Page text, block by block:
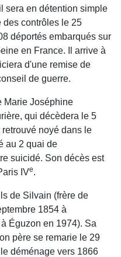
sera en détention simple
des contrôles le 25
déportés embarqués sur
en France. Il arrive à
d'une remise de
de guerre.
Marie Joséphine
qui décèdera le 5
noyé dans le
au 2 quai de
suicidé. Son décès est
IVe.
de Silvain (frère de
1854 à
Éguzon en 1974). Sa
père se remarie le 29
déménage vers 1866